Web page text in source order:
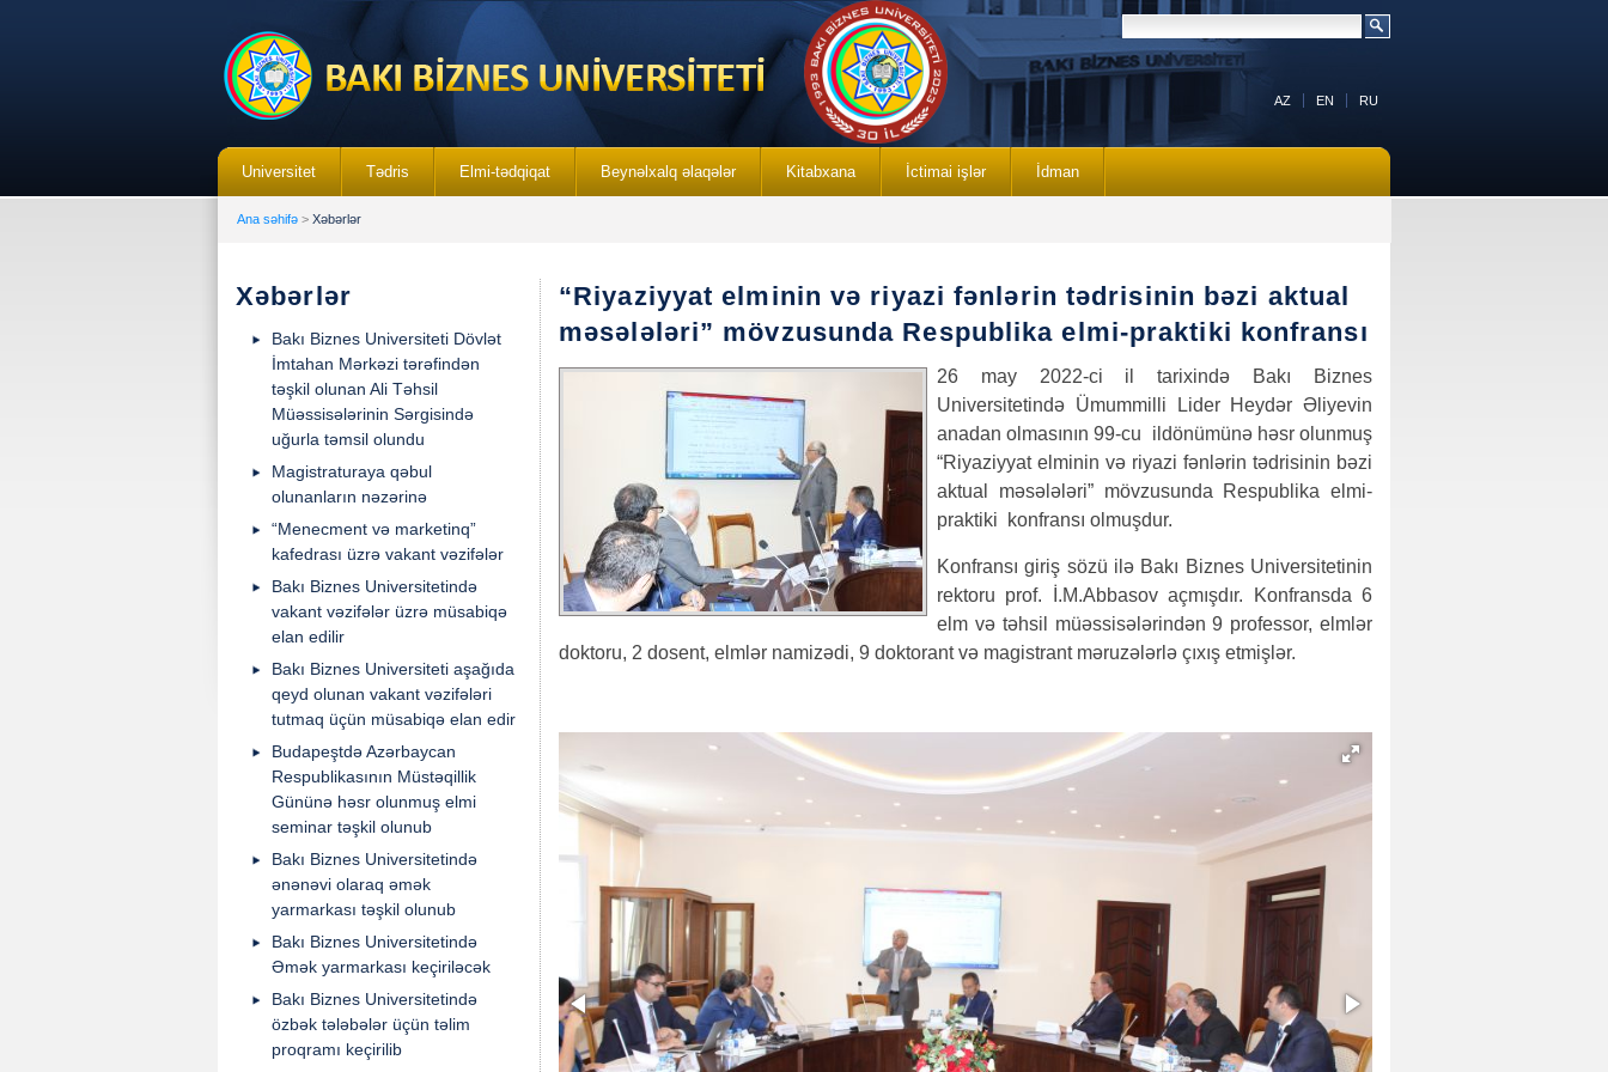
Universitet Tədris Elmi-tədqiqat Beynəlxalq əlaqələr Kitabxana İctimai işlər İdman
Ana səhifə > Xəbərlər
Xəbərlər
Bakı Biznes Universiteti Dövlət
İmtahan Mərkəzi tərəfindən
təşkil olunan Ali Təhsil
Müəssisələrinin Sərgisində
uğurla təmsil olundu
Magistraturaya qəbul
olunanların nəzərinə
“Menecment və marketinq”
kafedrası üzrə vakant vəzifələr
Bakı Biznes Universitetində
vakant vəzifələr üzrə müsabiqə
elan edilir
Bakı Biznes Universiteti aşağıda
qeyd olunan vakant vəzifələri
tutmaq üçün müsabiqə elan edir
Budapeştdə Azərbaycan
Respublikasının Müstəqillik
Gününə həsr olunmuş elmi
seminar təşkil olunub
Bakı Biznes Universitetində
ənənəvi olaraq əmək
yarmarkası təşkil olunub
Bakı Biznes Universitetində
Əmək yarmarkası keçiriləcək
Bakı Biznes Universitetində
özbək tələbələr üçün təlim
proqramı keçirilib
“Riyaziyyat elminin və riyazi fənlərin tədrisinin bəzi aktual
məsələləri” mövzusunda Respublika elmi-praktiki konfransı
26 may 2022-ci il tarixində Bakı Biznes
Universitetində Ümummilli Lider Heydər Əliyevin
anadan olmasının 99-cu ildönümünə həsr olunmuş
“Riyaziyyat elminin və riyazi fənlərin tədrisinin bəzi
aktual məsələləri” mövzusunda Respublika elmi-
praktiki konfransı olmuşdur.
Konfransı giriş sözü ilə Bakı Biznes Universitetinin
rektoru prof. İ.M.Abbasov açmışdır. Konfransda 6
elm və təhsil müəssisələrindən 9 professor, elmlər
doktoru, 2 dosent, elmlər namizədi, 9 doktorant və magistrant məruzələrlə çıxış etmişlər.
AZ EN RU